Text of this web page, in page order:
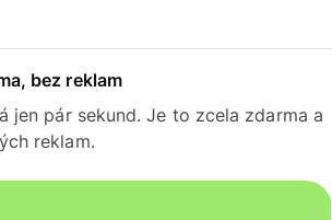
bez reklam
jen pár sekund. Je to zcela zdarma a
reklam.